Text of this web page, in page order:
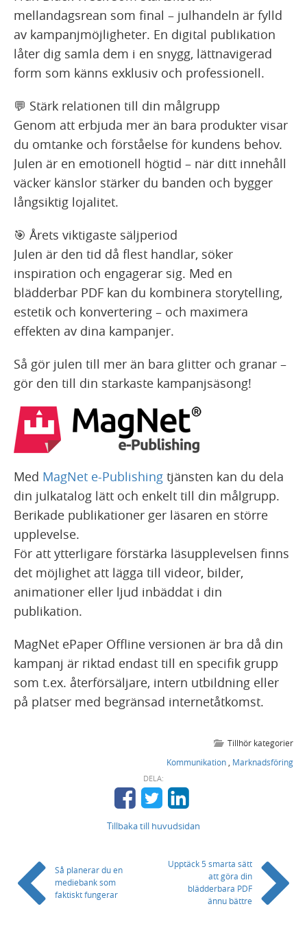
mellandagsrean som final – julhandeln är fylld
av kampanjmöjligheter. En digital publikation
låter dig samla dem i en snygg, lättnavigerad
form som känns exklusiv och professionell.
💬 Stärk relationen till din målgrupp
Genom att erbjuda mer än bara produkter visar
du omtanke och förståelse för kundens behov.
Julen är en emotionell högtid – när ditt innehåll
väcker känslor stärker du banden och bygger
långsiktig lojalitet.
🎯 Årets viktigaste säljperiod
Julen är den tid då flest handlar, söker
inspiration och engagerar sig. Med en
blädderbar PDF kan du kombinera storytelling,
estetik och konvertering – och maximera
effekten av dina kampanjer.
Så gör julen till mer än bara glitter och granar –
gör den till din starkaste kampanjsäsong!
Med MagNet e-Publishing tjänsten kan du dela
din julkatalog lätt och enkelt till din målgrupp.
Berikade publikationer ger läsaren en större
upplevelse.
För att ytterligare förstärka läsupplevelsen finns
det möjlighet att lägga till videor, bilder,
animationer eller ljud inbäddat i din
publikation.
MagNet ePaper Offline versionen är bra då din
kampanj är riktad endast till en specifik grupp
som t.ex. återförsäljare, intern utbildning eller
på platser med begränsad internetåtkomst.
Tillhör kategorier
Kommunikation
Marknadsföring
DELA:
Tillbaka till huvudsidan
Så planerar du en
mediebank som
faktiskt fungerar
Upptäck 5 smarta sätt
att göra din
blädderbara PDF
ännu bättre